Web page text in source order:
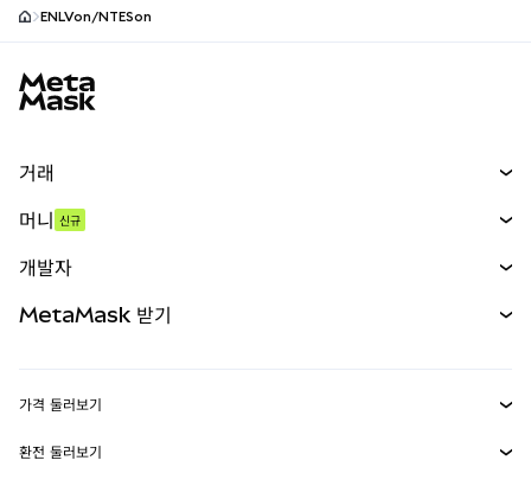
ENLVon/NTESon
거래
무기한 선물
실물자산
머니 신규
개발자
MetaMask Connect
MetaMask 받기
가격 둘러보기
이더리움 가격
환전 둘러보기